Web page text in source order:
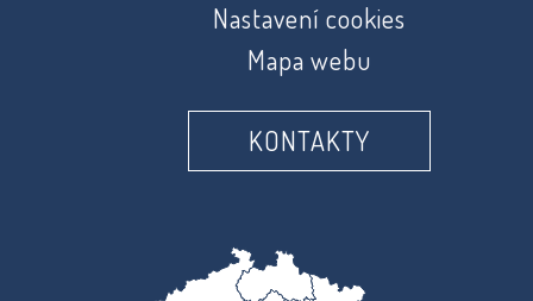
Nastavení cookies
Mapa webu
KONTAKTY